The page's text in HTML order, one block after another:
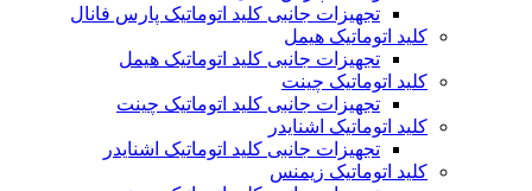
تجهیزات جانبی کلید اتوماتیک پارس فانال
کلید اتوماتیک هیمل
تجهیزات جانبی کلید اتوماتیک هیمل
کلید اتوماتیک چینت
تجهیزات جانبی کلید اتوماتیک چینت
کلید اتوماتیک اشنایدر
تجهیزات جانبی کلید اتوماتیک اشنایدر
کلید اتوماتیک زیمنس